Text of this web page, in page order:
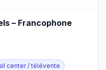
– Francophone
center / télévente